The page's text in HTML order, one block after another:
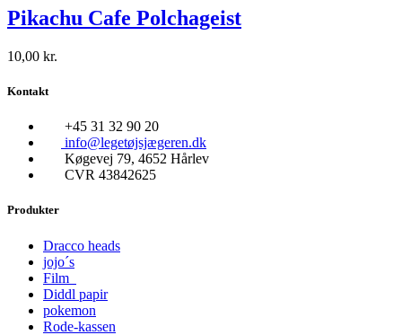
Pikachu Cafe Polchageist
10,00 kr.
Kontakt
+45 31 32 90 20
info@legetøjsjægeren.dk
Køgevej 79, 4652 Hårlev
CVR 43842625
Produkter
Dracco heads
jojo´s
Film
Diddl papir
pokemon
Rode-kassen